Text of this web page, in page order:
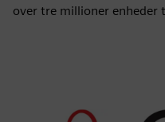
over tre millioner